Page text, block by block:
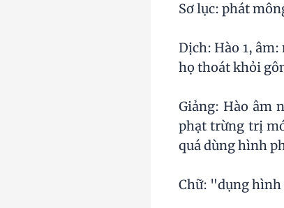
Sơ lục: phát
Dịch: Hào 1,
họ thoát khỏi
Giảng: Hào âm
phạt trừng trị
quá dùng hình
Chữ: "dụng hình